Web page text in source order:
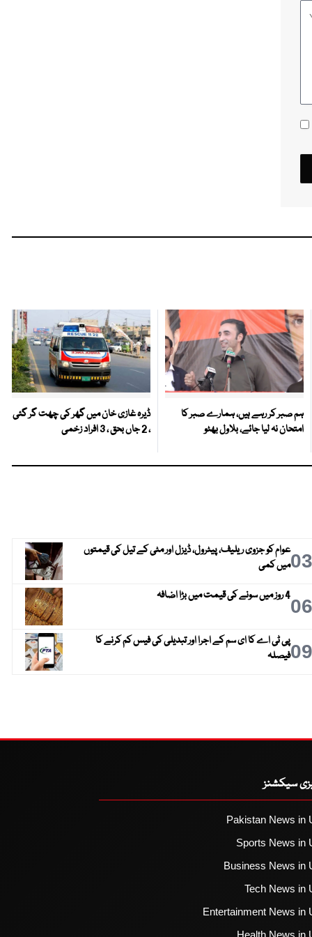
ہم صبر کر رہے ہیں، ہمارے صبر کا
امتحان نہ لیا جائے، بلاول بھٹو
ڈیرہ غازی خان میں گھر کی چھت گر گئی
، 2 جاں بحق ، 3 افراد زخمی
03عوام کو جزوی ریلیف، پیٹرول، ڈیزل اور مٹی کے تیل کی قیمتوں
میں کمی
064 روز میں سونے کی قیمت میں بڑا اضافہ
09پی ٹی اے کا ای سم کے اجرا اور تبدیلی کی فیس کم کرنے کا
فیصلہ
سیکشنز
Pakistan News in
Sports News in
Business News in
Tech News in
Entertainment News in